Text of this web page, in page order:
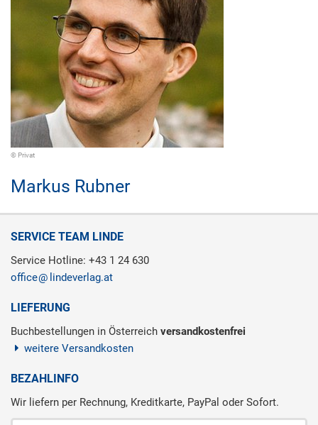
© Privat
Markus Rubner
SERVICE TEAM LINDE
Service Hotline: +43 1 24 630
office
lindeverlag.at
LIEFERUNG
Buchbestellungen in Österreich versandkostenfrei
weitere Versandkosten
BEZAHLINFO
Wir liefern per Rechnung, Kreditkarte, PayPal oder Sofort.